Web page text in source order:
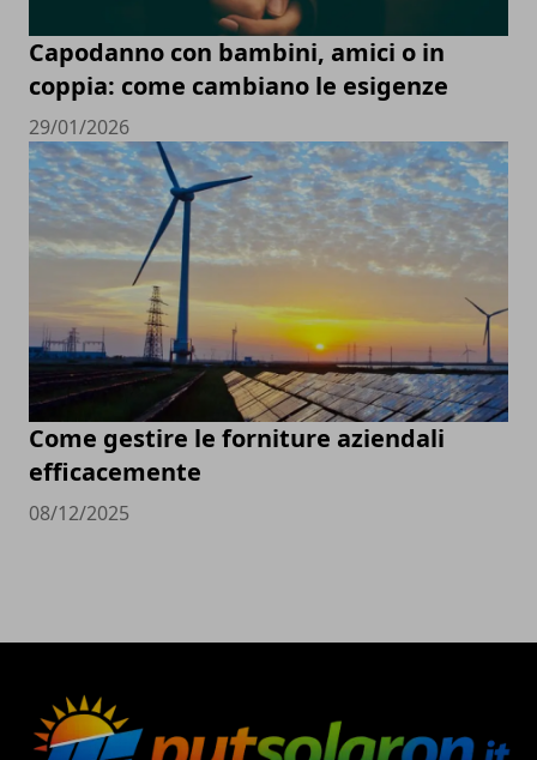
Capodanno con bambini, amici o in
coppia: come cambiano le esigenze
29/01/2026
Come gestire le forniture aziendali
efficacemente
08/12/2025